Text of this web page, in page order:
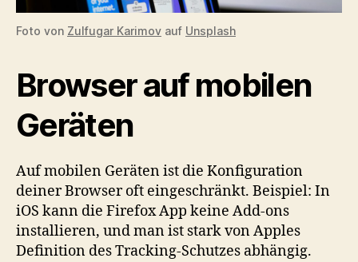
Foto von Zulfugar Karimov auf Unsplash
Browser auf mobilen
Geräten
Auf mobilen Geräten ist die Konfiguration
deiner Browser oft eingeschränkt. Beispiel: In
iOS kann die Firefox App keine Add-ons
installieren, und man ist stark von Apples
Definition des Tracking-Schutzes abhängig.